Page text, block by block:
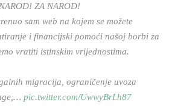
ZA NAROD!
sam web na kojem se možete
i financijski pomoći našoj borbi za
vratiti istinskim vrijednostima.
migracija, ograničenje uvoza
pic.twitter.com/UwwyBrLh87